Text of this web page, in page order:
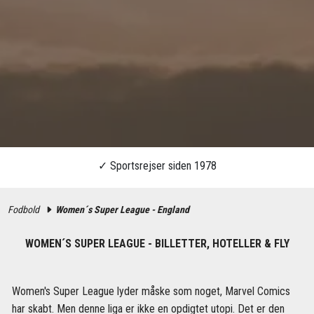
Fodbold Women´s Super League - England
WOMEN´S SUPER LEAGUE - BILLETTER, HOTELLER & FLY
Women's Super League lyder måske som noget, Marvel Comics
har skabt. Men denne liga er ikke en opdigtet utopi. Det er den